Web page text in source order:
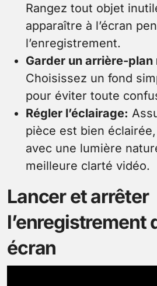
Rangez tout objet
apparaître à l’écran
l’enregistrement.
Garder un arrière-plan
Choisissez un fond
pour éviter toute
Régler l’éclairage:
pièce est bien
avec une lumière
meilleure clarté vidéo.
Lancer et arrêter
l’enregistrement
écran